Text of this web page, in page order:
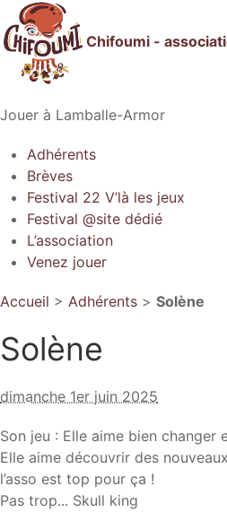
Chifoumi -
Jouer à Lamballe-Armor
Adhérents
Brèves
Festival 22 V’là les jeux
Festival @site dédié
L’association
Venez jouer
Accueil > Adhérents > Solène
Solène
dimanche 1er juin 2025
Son jeu : Elle aime bien changer
Elle aime découvrir des
l’asso est top pour ça !
Pas trop... Skull king